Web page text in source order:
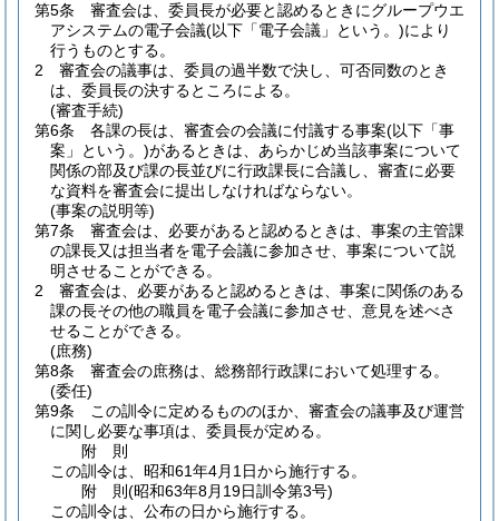
第5条
審査会は、委員長が必要と認めるときにグループウエ
アシステムの電子会議(以下「電子会議」という。)により
行うものとする。
2
審査会の議事は、委員の過半数で決し、可否同数のとき
は、委員長の決するところによる。
(審査手続)
第6条
各課の長は、審査会の会議に付議する事案(以下「事
案」という。)があるときは、あらかじめ当該事案について
関係の部及び課の長並びに行政課長に合議し、審査に必要
な資料を審査会に提出しなければならない。
(事案の説明等)
第7条
審査会は、必要があると認めるときは、事案の主管課
の課長又は担当者を電子会議に参加させ、事案について説
明させることができる。
2
審査会は、必要があると認めるときは、事案に関係のある
課の長その他の職員を電子会議に参加させ、意見を述べさ
せることができる。
(庶務)
第8条
審査会の庶務は、総務部行政課において処理する。
(委任)
第9条
この訓令に定めるもののほか、審査会の議事及び運営
に関し必要な事項は、委員長が定める。
附 則
この訓令は、昭和61年4月1日から施行する。
附 則(昭和63年8月19日訓令第3号)
この訓令は、公布の日から施行する。